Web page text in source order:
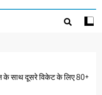
के साथ दूसरे विकेट के लिए 80+